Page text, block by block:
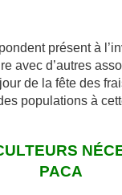
présent à
avec d’autres
de la fête des
populations à
PACA